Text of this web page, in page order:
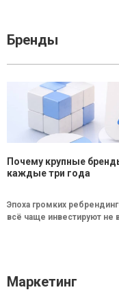
Бренды
Почему крупные
каждые три года
Эпоха громких
всё чаще инвестируют не
Маркетинг